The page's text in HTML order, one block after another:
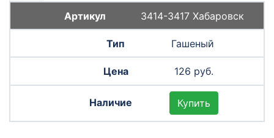
3414-3417 Хабаровск
Гашеный
126 руб.
Купить